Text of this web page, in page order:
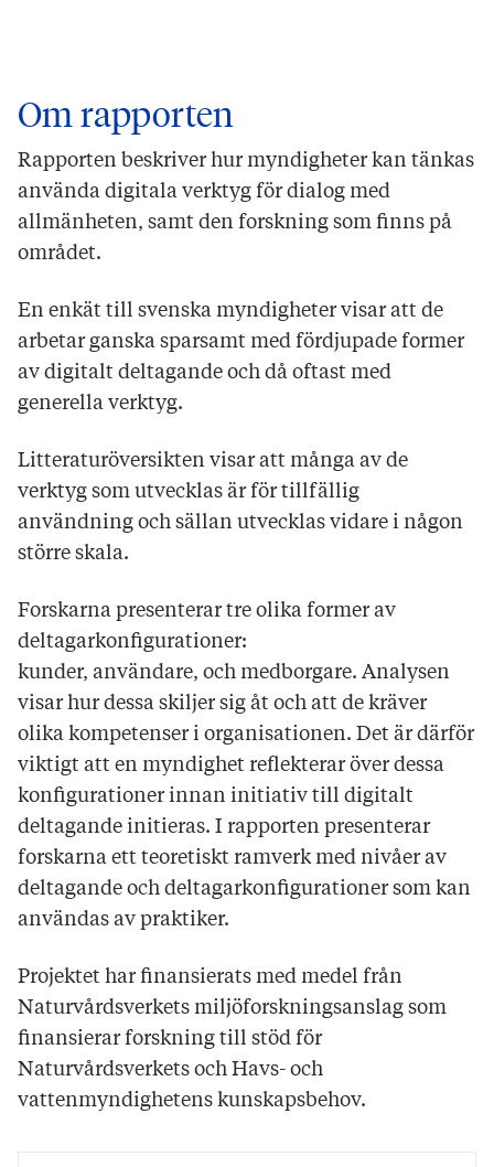
Om rapporten
Rapporten beskriver hur myndigheter kan tänkas
använda digitala verktyg för dialog med
allmänheten, samt den forskning som finns på
området.
En enkät till svenska myndigheter visar att de
arbetar ganska sparsamt med fördjupade former
av digitalt deltagande och då oftast med
generella verktyg.
Litteraturöversikten visar att många av de
verktyg som utvecklas är för tillfällig
användning och sällan utvecklas vidare i någon
större skala.
Forskarna presenterar tre olika former av
deltagarkonfigurationer:
kunder, användare, och medborgare. Analysen
visar hur dessa skiljer sig åt och att de kräver
olika kompetenser i organisationen. Det är därför
viktigt att en myndighet reflekterar över dessa
konfigurationer innan initiativ till digitalt
deltagande initieras. I rapporten presenterar
forskarna ett teoretiskt ramverk med nivåer av
deltagande och deltagarkonfigurationer som kan
användas av praktiker.
Projektet har finansierats med medel från
Naturvårdsverkets miljöforskningsanslag som
finansierar forskning till stöd för
Naturvårdsverkets och Havs- och
vattenmyndighetens kunskapsbehov.